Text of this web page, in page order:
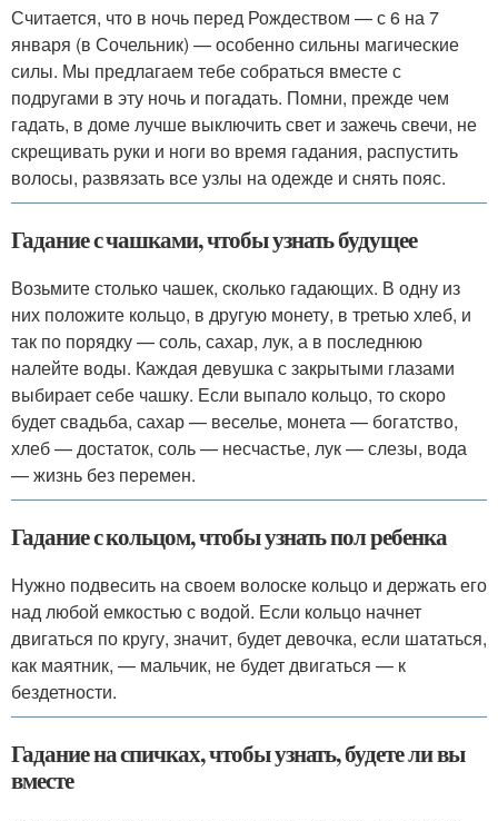
Считается, что в ночь перед Рождеством — с 6 на 7
января (в Сочельник) — особенно сильны магические
силы. Мы предлагаем тебе собраться вместе с
подругами в эту ночь и погадать. Помни, прежде чем
гадать, в доме лучше выключить свет и зажечь свечи, не
скрещивать руки и ноги во время гадания, распустить
волосы, развязать все узлы на одежде и снять пояс.
Гадание с чашками, чтобы узнать будущее
Возьмите столько чашек, сколько гадающих. В одну из
них положите кольцо, в другую монету, в третью хлеб, и
так по порядку — соль, сахар, лук, а в последнюю
налейте воды. Каждая девушка с закрытыми глазами
выбирает себе чашку. Если выпало кольцо, то скоро
будет свадьба, сахар — веселье, монета — богатство,
хлеб — достаток, соль — несчастье, лук — слезы, вода
— жизнь без перемен.
Гадание с кольцом, чтобы узнать пол ребенка
Нужно подвесить на своем волоске кольцо и держать его
над любой емкостью с водой. Если кольцо начнет
двигаться по кругу, значит, будет девочка, если шататься,
как маятник, — мальчик, не будет двигаться — к
бездетности.
Гадание на спичках, чтобы узнать, будете ли вы
вместе